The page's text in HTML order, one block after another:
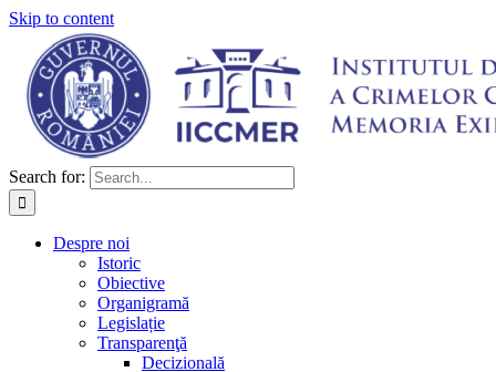
Skip to content
Search for:
Despre noi
Istoric
Obiective
Organigramă
Legislație
Transparenţă
Decizională